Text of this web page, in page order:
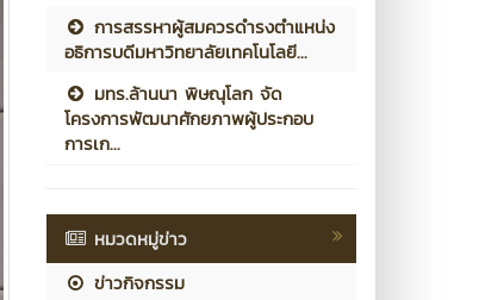
การสรรหาผู้สมควรดำรงตำแหน่ง
อธิการบดีมหาวิทยาลัยเทคโนโลยี...
มทร.ล้านนา พิษณุโลก จัด
โครงการพัฒนาศักยภาพผู้ประกอบ
การเก...
หมวดหมู่ข่าว
ข่าวกิจกรรม